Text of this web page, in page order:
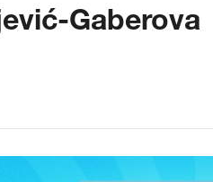
Gaberova